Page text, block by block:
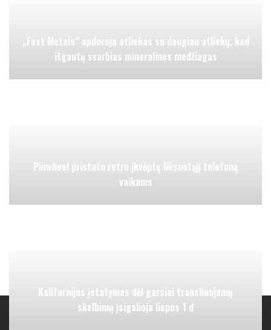
„Fast Metals“ apdoroja atliekas su daugiau atliekų, kad
išgautų svarbias mineralines medžiagas
Pinwheel pristato retro įkvėptą fiksuotąjį telefoną
vaikams
Kalifornijos įstatymas dėl garsiai transliuojamų
skelbimų įsigalioja liepos 1 d